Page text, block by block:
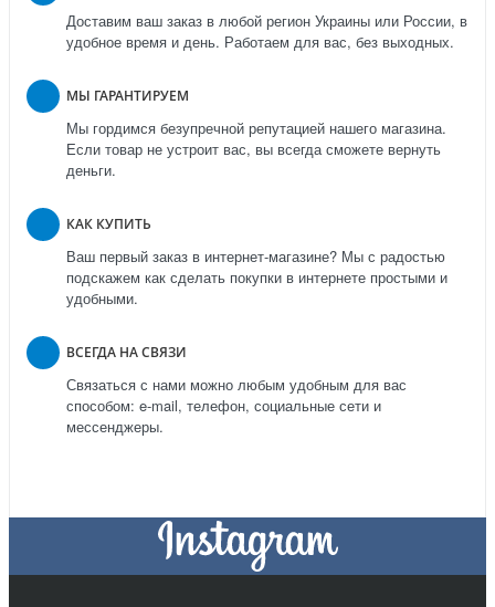
Доставим ваш заказ в любой регион Украины или России, в
удобное время и день. Работаем для вас, без выходных.
МЫ ГАРАНТИРУЕМ
Мы гордимся безупречной репутацией нашего магазина.
Если товар не устроит вас, вы всегда сможете вернуть
деньги.
КАК КУПИТЬ
Ваш первый заказ в интернет-магазине? Мы с радостью
подскажем как сделать покупки в интернете простыми и
удобными.
ВСЕГДА НА СВЯЗИ
Связаться с нами можно любым удобным для вас
способом: e-mail, телефон, социальные сети и
мессенджеры.